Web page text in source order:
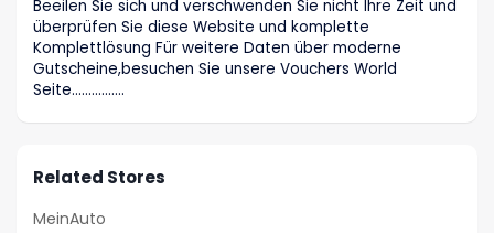
Beeilen Sie sich und verschwenden Sie nicht Ihre Zeit und
überprüfen Sie diese Website und komplette
Komplettlösung Für weitere Daten über moderne
Gutscheine,besuchen Sie unsere Vouchers World
Seite…………….
Related Stores
MeinAuto